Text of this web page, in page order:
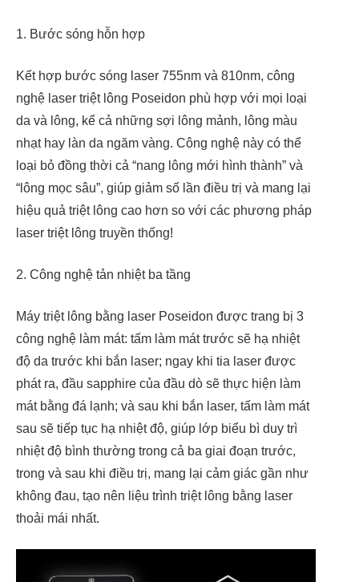
1. Bước sóng hỗn hợp
Kết hợp bước sóng laser 755nm và 810nm, công
nghệ laser triệt lông Poseidon phù hợp với mọi loại
da và lông, kể cả những sợi lông mảnh, lông màu
nhạt hay làn da ngăm vàng. Công nghệ này có thể
loại bỏ đồng thời cả “nang lông mới hình thành” và
“lông mọc sâu”, giúp giảm số lần điều trị và mang lại
hiệu quả triệt lông cao hơn so với các phương pháp
laser triệt lông truyền thống!
2. Công nghệ tản nhiệt ba tầng
Máy triệt lông bằng laser Poseidon được trang bị 3
công nghệ làm mát: tấm làm mát trước sẽ hạ nhiệt
độ da trước khi bắn laser; ngay khi tia laser được
phát ra, đầu sapphire của đầu dò sẽ thực hiện làm
mát bằng đá lạnh; và sau khi bắn laser, tấm làm mát
sau sẽ tiếp tục hạ nhiệt độ, giúp lớp biểu bì duy trì
nhiệt độ bình thường trong cả ba giai đoạn trước,
trong và sau khi điều trị, mang lại cảm giác gần như
không đau, tạo nên liệu trình triệt lông bằng laser
thoải mái nhất.